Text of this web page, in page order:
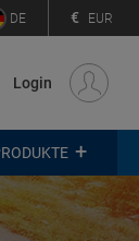
DE € EUR
Login
+